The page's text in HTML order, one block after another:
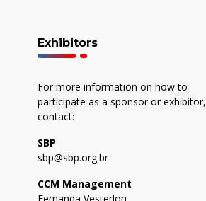
Exhibitors
For more information on how to
participate as a sponsor or exhibitor,
contact:
SBP
sbp@sbp.org.br
CCM Management